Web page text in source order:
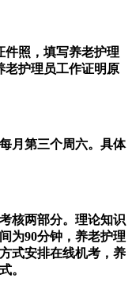
件照，填写养老护理
老护理员工作证明原
月第三个周六。具体
核两部分。理论知识
为90分钟，养老护理
式安排在线机考，养
。